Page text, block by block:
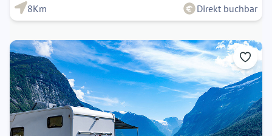
8Km Direkt buchbar